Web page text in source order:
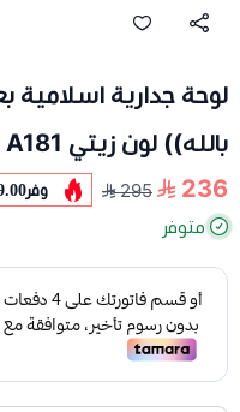
لوحة جدارية اسلامية
بالله)) لون زيتي A181
236
295 وفر
متوفر